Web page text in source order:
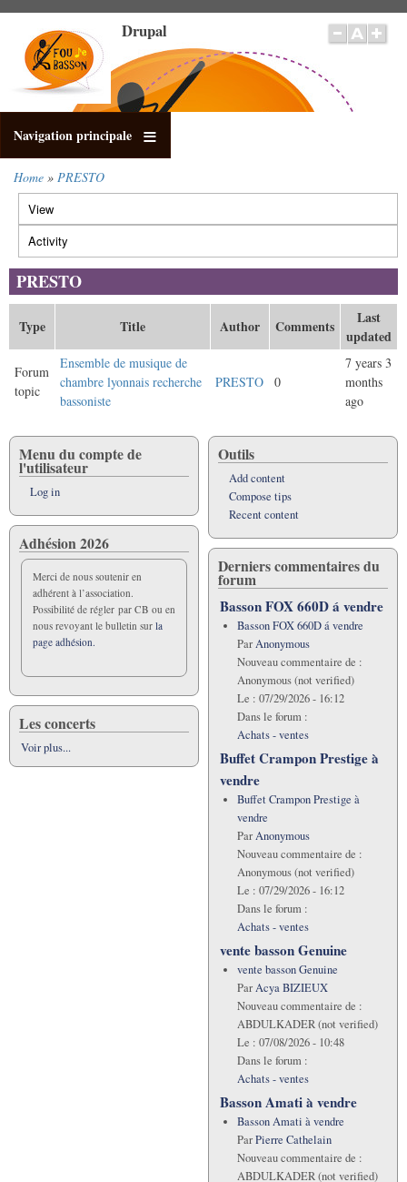
main
content
Drupal
Navigation principale
Breadcrumb
Home PRESTO
Primary
tabs
View
Activity
tab)
PRESTO
Type Title Author Comments
Last
updated
Forum
topic
Ensemble de musique de
chambre lyonnais recherche
bassoniste
PRESTO 0
7 years 3
months
ago
Menu du compte de
l'utilisateur
Log in
Adhésion 2026
Merci de nous soutenir en
adhérent à l’association.
Possibilité de régler par CB ou en
nous revoyant le bulletin sur la
page adhésion.
Les concerts
Voir plus...
Outils
Add content
Compose tips
Recent content
Derniers commentaires du
forum
Basson FOX 660D á vendre
Basson FOX 660D á vendre
ParAnonymous
Nouveau commentaire de :
Anonymous (not verified)
Le : 07/29/2026 - 16:12
Dans le forum :
Achats - ventes
Buffet Crampon Prestige à
vendre
Buffet Crampon Prestige à
vendre
ParAnonymous
Nouveau commentaire de :
Anonymous (not verified)
Le : 07/29/2026 - 16:12
Dans le forum :
Achats - ventes
vente basson Genuine
vente basson Genuine
ParAcya BIZIEUX
Nouveau commentaire de :
ABDULKADER (not verified)
Le : 07/08/2026 - 10:48
Dans le forum :
Achats - ventes
Basson Amati à vendre
Basson Amati à vendre
ParPierre Cathelain
Nouveau commentaire de :
ABDULKADER (not verified)